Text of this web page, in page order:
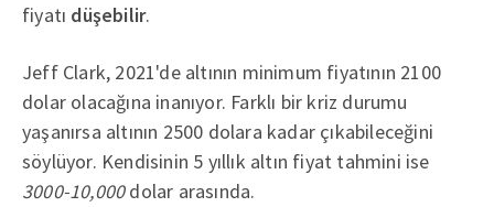
fiyatı düşebilir.
Jeff Clark, 2021'de altının minimum fiyatının 2100
dolar olacağına inanıyor. Farklı bir kriz durumu
yaşanırsa altının 2500 dolara kadar çıkabileceğini
söylüyor. Kendisinin 5 yıllık altın fiyat tahmini ise
3000-10,000dolar arasında.